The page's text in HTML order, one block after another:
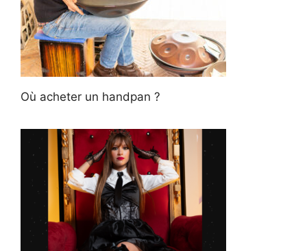
Où acheter un handpan ?